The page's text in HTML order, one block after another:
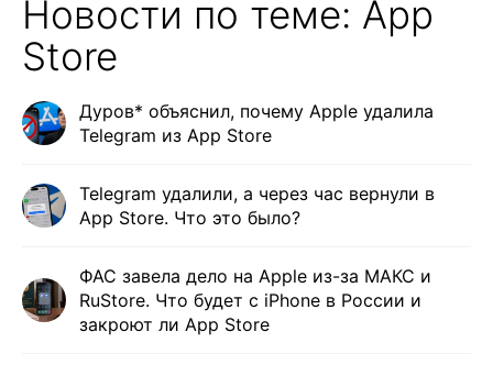
Новости по теме: App
Store
Дуров* объяснил, почему Apple удалила
Telegram из App Store
Telegram удалили, а через час вернули в
App Store. Что это было?
ФАС завела дело на Apple из-за МАКС и
RuStore. Что будет с iPhone в России и
закроют ли App Store